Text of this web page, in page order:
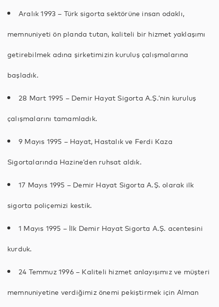
Aralık 1993 – Türk sigorta sektörüne insan odaklı,
memnuniyeti ön planda tutan, kaliteli bir hizmet yaklaşımı
getirebilmek adına şirketimizin kuruluş çalışmalarına
başladık.
28 Mart 1995 – Demir Hayat Sigorta A.Ş.’nin kuruluş
çalışmalarını tamamladık.
9 Mayıs 1995 – Hayat, Hastalık ve Ferdi Kaza
Sigortalarında Hazine’den ruhsat aldık.
17 Mayıs 1995 – Demir Hayat Sigorta A.Ş. olarak ilk
sigorta poliçemizi kestik.
1 Mayıs 1995 – İlk Demir Hayat Sigorta A.Ş. acentesini
kurduk.
24 Temmuz 1996 – Kaliteli hizmet anlayışımız ve müşteri
memnuniyetine verdiğimiz önemi pekiştirmek için Alman